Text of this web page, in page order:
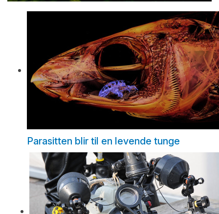
Parasitten blir til en levende tunge